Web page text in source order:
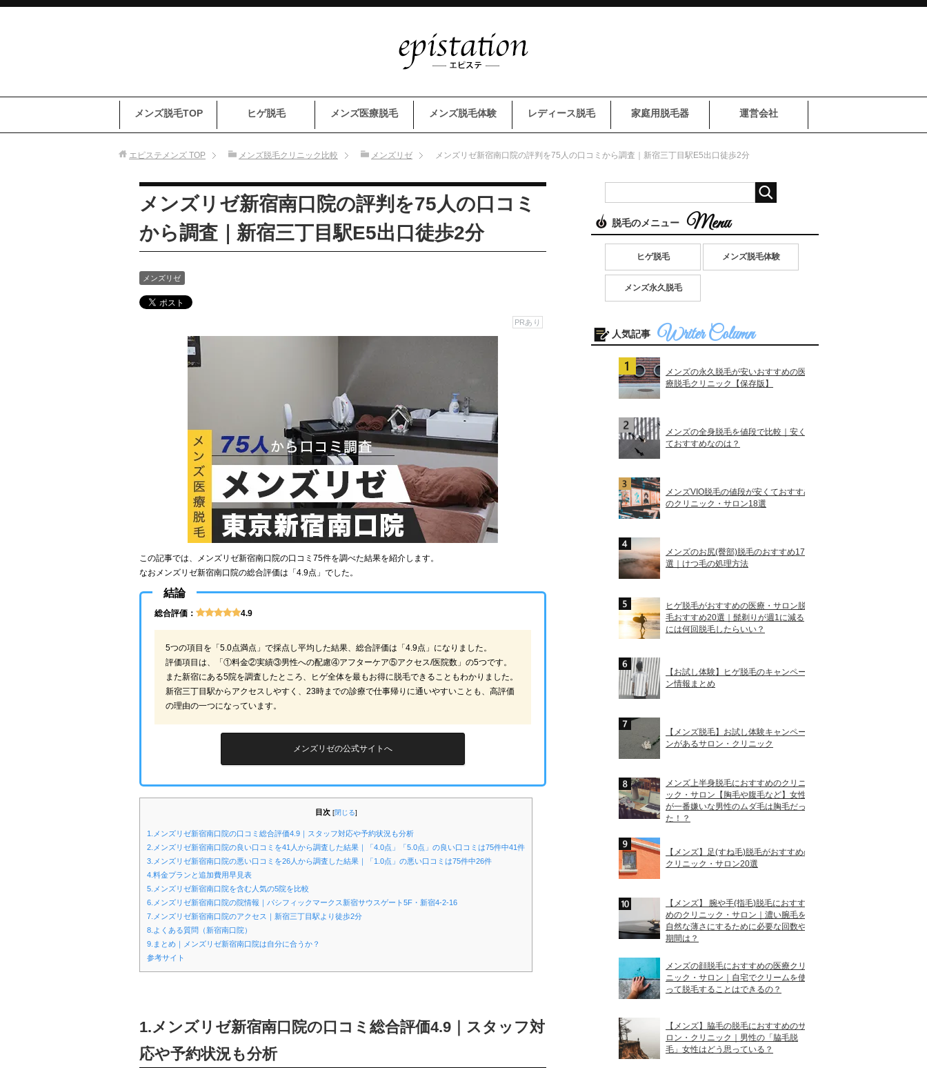
メンズ脱毛TOP ヒゲ脱毛 メンズ医療脱毛 メンズ脱毛体験 レディース脱毛 家庭用脱毛器 運営会社
エピステメンズ TOP メンズ脱毛クリニック比較 メンズリゼ メンズリゼ新宿南口院の評判を75人の口コミから調査｜新宿三丁目駅E5出口徒歩2分
メンズリゼ新宿南口院の評判を75人の口コミ
から調査｜新宿三丁目駅E5出口徒歩2分
メンズリゼ
PRあり
この記事では、メンズリゼ新宿南口院の口コミ75件を調べた結果を紹介します。
なおメンズリゼ新宿南口院の総合評価は「4.9点」でした。
結論
総合評価： 4.9
5つの項目を「5.0点満点」で採点し平均した結果、総合評価は「4.9点」になりました。
評価項目は、「①料金②実績③男性への配慮④アフターケア⑤アクセス/医院数」の5つです。
また新宿にある5院を調査したところ、ヒゲ全体を最もお得に脱毛できることもわかりました。
新宿三丁目駅からアクセスしやすく、23時までの診療で仕事帰りに通いやすいことも、高評価
の理由の一つになっています。
メンズリゼの公式サイトへ
目次 [閉じる]
1.メンズリゼ新宿南口院の口コミ総合評価4.9｜スタッフ対応や予約状況も分析
2.メンズリゼ新宿南口院の良い口コミを41人から調査した結果｜「4.0点」「5.0点」の良い口コミは75件中41件
3.メンズリゼ新宿南口院の悪い口コミを26人から調査した結果｜「1.0点」の悪い口コミは75件中26件
4.料金プランと追加費用早見表
5.メンズリゼ新宿南口院を含む人気の5院を比較
6.メンズリゼ新宿南口院の院情報｜パシフィックマークス新宿サウスゲート5F・新宿4-2-16
7.メンズリゼ新宿南口院のアクセス｜新宿三丁目駅より徒歩2分
8.よくある質問（新宿南口院）
9.まとめ｜メンズリゼ新宿南口院は自分に合うか？
参考サイト
1.メンズリゼ新宿南口院の口コミ総合評価4.9｜スタッフ対
応や予約状況も分析
脱毛のメニュー
ヒゲ脱毛 メンズ脱毛体験
メンズ永久脱毛
人気記事
メンズの永久脱毛が安いおすすめの医
療脱毛クリニック【保存版】
メンズの全身脱毛を値段で比較｜安く
ておすすめなのは？
メンズVIO脱毛の値段が安くておすすめ
のクリニック・サロン18選
メンズのお尻(臀部)脱毛のおすすめ17
選｜けつ毛の処理方法
ヒゲ脱毛がおすすめの医療・サロン脱
毛おすすめ20選｜髭剃りが週1に減る
には何回脱毛したらいい？
【お試し体験】ヒゲ脱毛のキャンペー
ン情報まとめ
【メンズ脱毛】お試し体験キャンペー
ンがあるサロン・クリニック
メンズ上半身脱毛におすすめのクリニ
ック・サロン【胸毛や腹毛など】女性
が一番嫌いな男性のムダ毛は胸毛だっ
た！？
【メンズ】足(すね毛)脱毛がおすすめの
クリニック・サロン20選
【メンズ】 腕や手(指毛)脱毛におすす
めのクリニック・サロン｜濃い腕毛を
自然な薄さにするために必要な回数や
期間は？
メンズの顔脱毛におすすめの医療クリ
ニック・サロン｜自宅でクリームを使
って脱毛することはできるの？
【メンズ】脇毛の脱毛におすすめのサ
ロン・クリニック｜男性の「脇毛脱
毛」女性はどう思っている？